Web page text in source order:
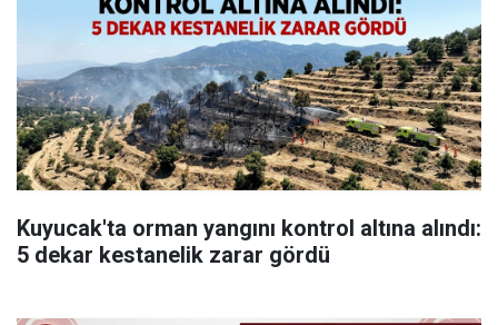
Kuyucak'ta orman yangını kontrol altına alındı:
5 dekar kestanelik zarar gördü